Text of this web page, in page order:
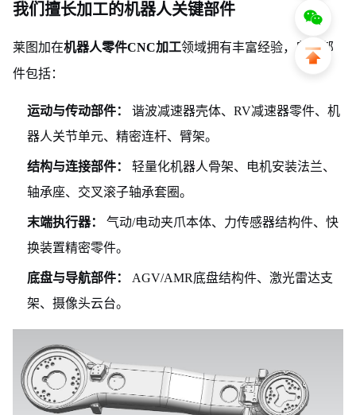
我们擅长加工的机器人关键部件
莱图加在机器人零件CNC加工领域拥有丰富经验，典型部
件包括：
运动与传动部件：
谐波减速器壳体、RV减速器零件、机
器人关节单元、精密连杆、臂架。
结构与连接部件：
轻量化机器人骨架、电机安装法兰、
轴承座、交叉滚子轴承套圈。
末端执行器：
气动/电动夹爪本体、力传感器结构件、快
换装置精密零件。
底盘与导航部件：
AGV/AMR底盘结构件、激光雷达支
架、摄像头云台。